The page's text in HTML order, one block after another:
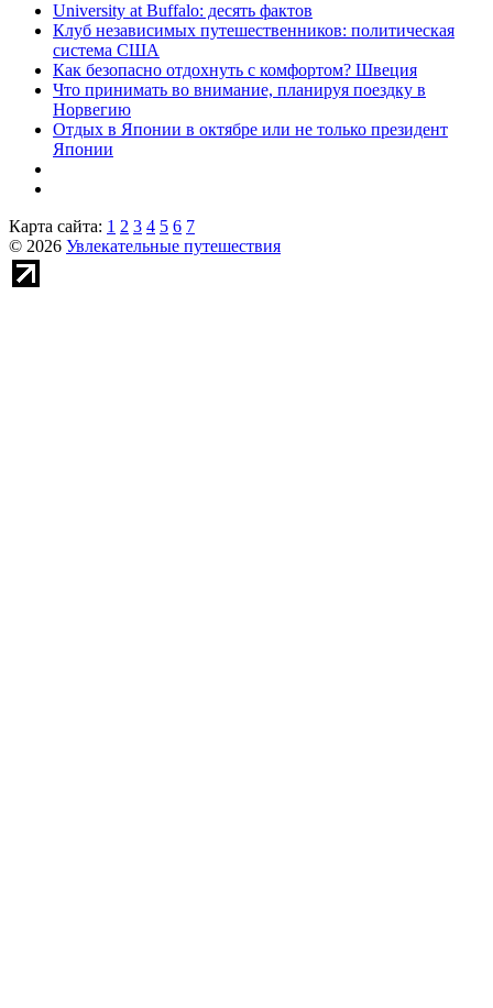
University at Buffalo: десять фактов
Клуб независимых путешественников: политическая
система США
Как безопасно отдохнуть с комфортом? Швеция
Что принимать во внимание, планируя поездку в
Норвегию
Отдых в Японии в октябре или не только президент
Японии
Карта сайта: 1 2 3 4 5 6 7
© 2026 Увлекательные путешествия